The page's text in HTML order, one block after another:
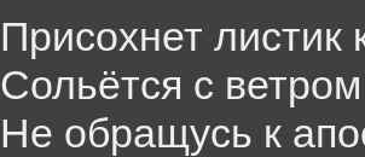
Присохнет листик
Сольётся с
Не обращусь к